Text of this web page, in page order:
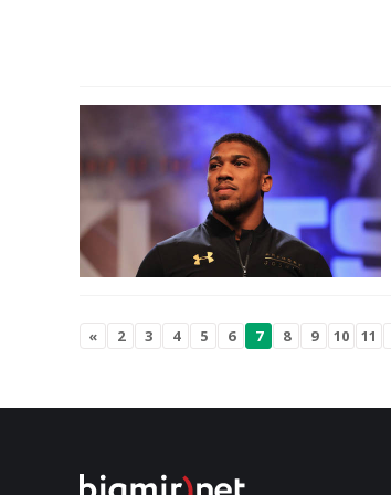
« 2 3 4 5 6 7 8 9 10 11